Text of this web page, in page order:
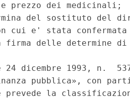
prezzo dei medicinali;
del sostituto del
cui e' stata
firma delle determine
24 dicembre 1993, n.
pubblica», con
prevede la